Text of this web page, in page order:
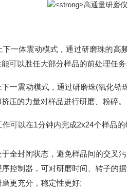
一体震动模式，通过研磨珠的高
可以胜任大部分样品的前处理任务
一震动模式，通过研磨珠(氧化
压的力量对样品进行研磨、粉碎。
可以在1分钟内完成2x24个样品
全封闭状态，避免样品间的交叉
控制器，可对研磨时间、转子的
更充分，稳定性更好;